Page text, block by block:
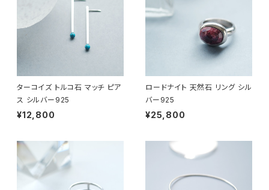
ターコイズ トルコ石 マッチ ピア
ス シルバー925
¥12,800
ロードナイト 天然石 リング シル
バー925
¥25,800